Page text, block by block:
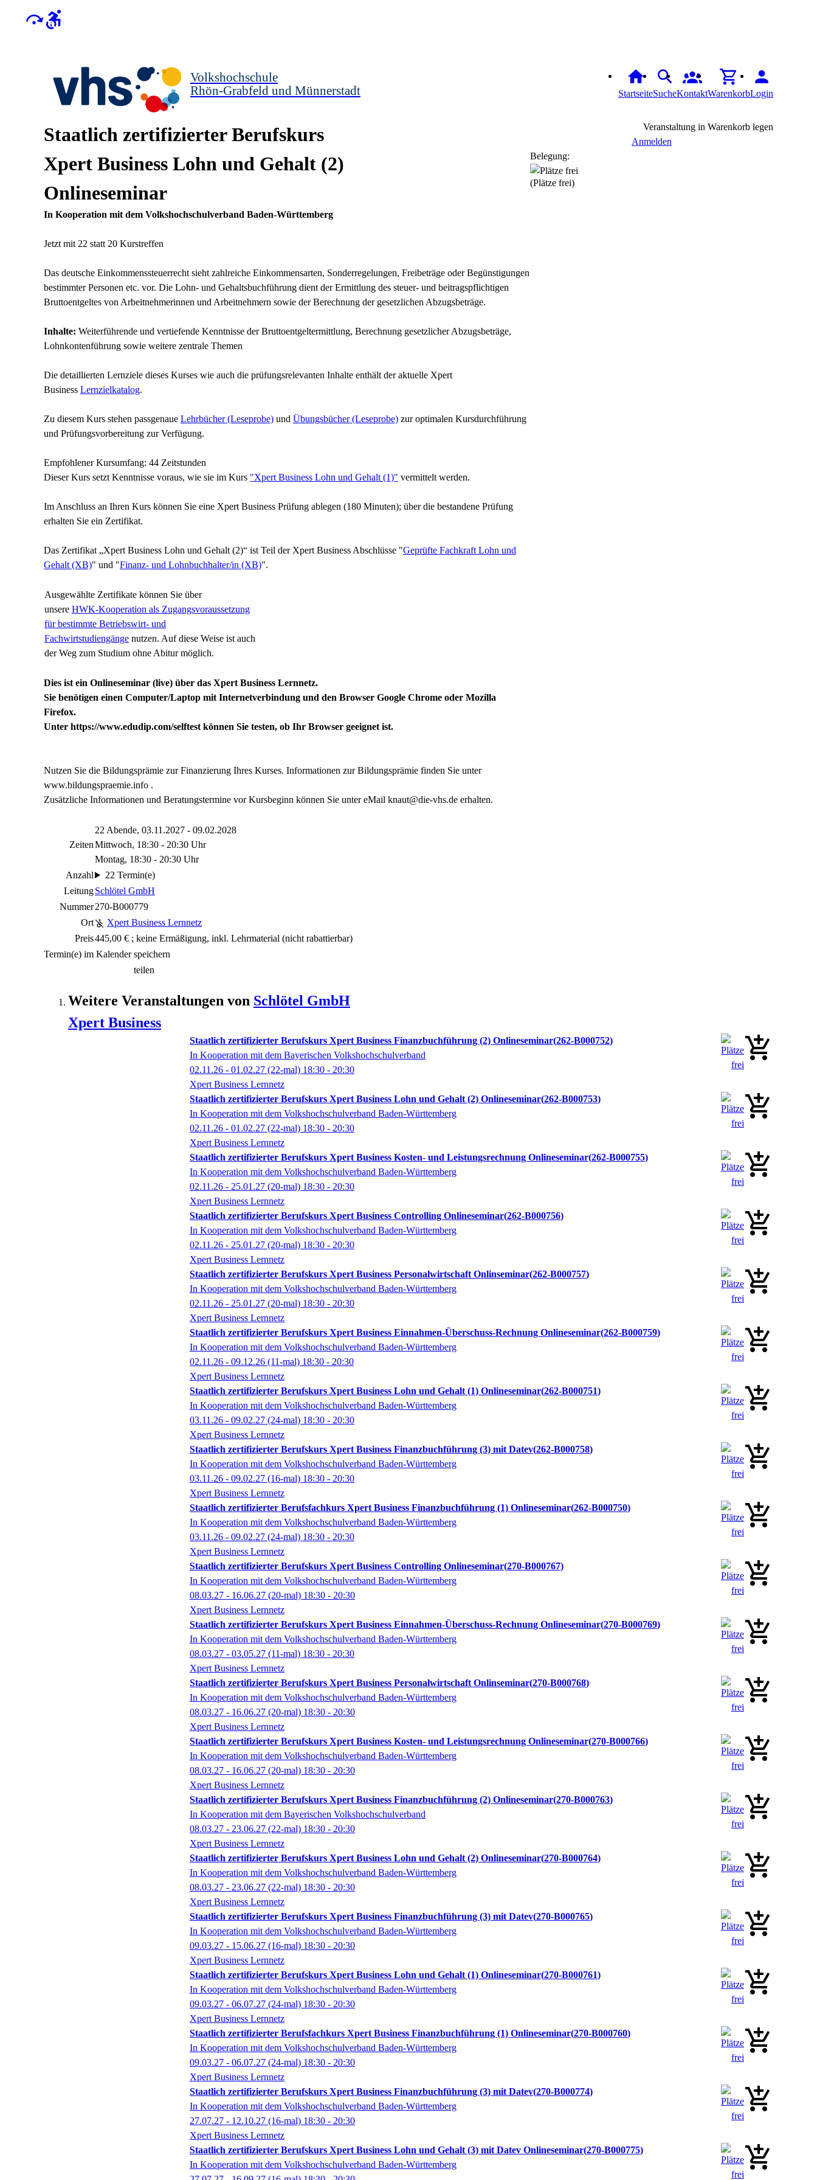
Volkshochschule
Rhön-Grabfeld und Münnerstadt
StartseiteSucheKontaktWarenkorbLogin
Staatlich zertifizierter Berufskurs
Xpert Business Lohn und Gehalt (2)
Onlineseminar
In Kooperation mit dem Volkshochschulverband Baden-Württemberg
Jetzt mit 22 statt 20 Kurstreffen
Das deutsche Einkommenssteuerrecht sieht zahlreiche Einkommensarten, Sonderregelungen, Freibeträge oder Begünstigungen
bestimmter Personen etc. vor. Die Lohn- und Gehaltsbuchführung dient der Ermittlung des steuer- und beitragspflichtigen
Bruttoentgeltes von Arbeitnehmerinnen und Arbeitnehmern sowie der Berechnung der gesetzlichen Abzugsbeträge.
Inhalte: Weiterführende und vertiefende Kenntnisse der Bruttoentgeltermittlung, Berechnung gesetzlicher Abzugsbeträge,
Lohnkontenführung sowie weitere zentrale Themen
Die detaillierten Lernziele dieses Kurses wie auch die prüfungsrelevanten Inhalte enthält der aktuelle Xpert
Business Lernzielkatalog.
Zu diesem Kurs stehen passgenaue Lehrbücher (Leseprobe) und Übungsbücher (Leseprobe) zur optimalen Kursdurchführung
und Prüfungsvorbereitung zur Verfügung.
Empfohlener Kursumfang: 44 Zeitstunden
Dieser Kurs setzt Kenntnisse voraus, wie sie im Kurs "Xpert Business Lohn und Gehalt (1)" vermittelt werden.
Im Anschluss an Ihren Kurs können Sie eine Xpert Business Prüfung ablegen (180 Minuten); über die bestandene Prüfung
erhalten Sie ein Zertifikat.
Das Zertifikat „Xpert Business Lohn und Gehalt (2)“ ist Teil der Xpert Business Abschlüsse "Geprüfte Fachkraft Lohn und
Gehalt (XB)" und "Finanz- und Lohnbuchhalter/in (XB)".
Ausgewählte Zertifikate können Sie über
unsere HWK-Kooperation als Zugangsvoraussetzung
für bestimmte Betriebswirt- und
Fachwirtstudiengänge nutzen. Auf diese Weise ist auch
der Weg zum Studium ohne Abitur möglich.
Dies ist ein Onlineseminar (live) über das Xpert Business Lernnetz.
Sie benötigen einen Computer/Laptop mit Internetverbindung und den Browser Google Chrome oder Mozilla
Firefox.
Unter https://www.edudip.com/selftest können Sie testen, ob Ihr Browser geeignet ist.
Nutzen Sie die Bildungsprämie zur Finanzierung Ihres Kurses. Informationen zur Bildungsprämie finden Sie unter
www.bildungspraemie.info .
Zusätzliche Informationen und Beratungstermine vor Kursbeginn können Sie unter eMail knaut@die-vhs.de erhalten.
Zeiten
22 Abende, 03.11.2027 - 09.02.2028
Mittwoch, 18:30 - 20:30 Uhr
Montag, 18:30 - 20:30 Uhr
Anzahl
22 Termin(e)
LeitungSchlötel GmbH
Nummer270-B000779
Ort
Xpert Business Lernnetz
Preis445,00 € ; keine Ermäßigung, inkl. Lehrmaterial (nicht rabattierbar)
Veranstaltung in Warenkorb legen
Anmelden
Belegung:
(Plätze frei)
Termin(e) im Kalender speichern
teilen
Weitere Veranstaltungen von Schlötel GmbH
Xpert Business
Staatlich zertifizierter Berufskurs Xpert Business Finanzbuchführung (2) Onlineseminar 262-B000752
In Kooperation mit dem Bayerischen Volkshochschulverband
02.11.26 - 01.02.27 (22-mal) 18:30 - 20:30
Xpert Business Lernnetz
Staatlich zertifizierter Berufskurs Xpert Business Lohn und Gehalt (2) Onlineseminar 262-B000753
In Kooperation mit dem Volkshochschulverband Baden-Württemberg
02.11.26 - 01.02.27 (22-mal) 18:30 - 20:30
Xpert Business Lernnetz
Staatlich zertifizierter Berufskurs Xpert Business Kosten- und Leistungsrechnung Onlineseminar 262-B000755
In Kooperation mit dem Volkshochschulverband Baden-Württemberg
02.11.26 - 25.01.27 (20-mal) 18:30 - 20:30
Xpert Business Lernnetz
Staatlich zertifizierter Berufskurs Xpert Business Controlling Onlineseminar 262-B000756
In Kooperation mit dem Volkshochschulverband Baden-Württemberg
02.11.26 - 25.01.27 (20-mal) 18:30 - 20:30
Xpert Business Lernnetz
Staatlich zertifizierter Berufskurs Xpert Business Personalwirtschaft Onlinseminar 262-B000757
In Kooperation mit dem Volkshochschulverband Baden-Württemberg
02.11.26 - 25.01.27 (20-mal) 18:30 - 20:30
Xpert Business Lernnetz
Staatlich zertifizierter Berufskurs Xpert Business Einnahmen-Überschuss-Rechnung Onlineseminar 262-B000759
In Kooperation mit dem Volkshochschulverband Baden-Württemberg
02.11.26 - 09.12.26 (11-mal) 18:30 - 20:30
Xpert Business Lernnetz
Staatlich zertifizierter Berufskurs Xpert Business Lohn und Gehalt (1) Onlineseminar 262-B000751
In Kooperation mit dem Volkshochschulverband Baden-Württemberg
03.11.26 - 09.02.27 (24-mal) 18:30 - 20:30
Xpert Business Lernnetz
Staatlich zertifizierter Berufskurs Xpert Business Finanzbuchführung (3) mit Datev 262-B000758
In Kooperation mit dem Volkshochschulverband Baden-Württemberg
03.11.26 - 09.02.27 (16-mal) 18:30 - 20:30
Xpert Business Lernnetz
Staatlich zertifizierter Berufsfachkurs Xpert Business Finanzbuchführung (1) Onlineseminar 262-B000750
In Kooperation mit dem Volkshochschulverband Baden-Württemberg
03.11.26 - 09.02.27 (24-mal) 18:30 - 20:30
Xpert Business Lernnetz
Staatlich zertifizierter Berufskurs Xpert Business Controlling Onlineseminar 270-B000767
In Kooperation mit dem Volkshochschulverband Baden-Württemberg
08.03.27 - 16.06.27 (20-mal) 18:30 - 20:30
Xpert Business Lernnetz
Staatlich zertifizierter Berufskurs Xpert Business Einnahmen-Überschuss-Rechnung Onlineseminar 270-B000769
In Kooperation mit dem Volkshochschulverband Baden-Württemberg
08.03.27 - 03.05.27 (11-mal) 18:30 - 20:30
Xpert Business Lernnetz
Staatlich zertifizierter Berufskurs Xpert Business Personalwirtschaft Onlinseminar 270-B000768
In Kooperation mit dem Volkshochschulverband Baden-Württemberg
08.03.27 - 16.06.27 (20-mal) 18:30 - 20:30
Xpert Business Lernnetz
Staatlich zertifizierter Berufskurs Xpert Business Kosten- und Leistungsrechnung Onlineseminar 270-B000766
In Kooperation mit dem Volkshochschulverband Baden-Württemberg
08.03.27 - 16.06.27 (20-mal) 18:30 - 20:30
Xpert Business Lernnetz
Staatlich zertifizierter Berufskurs Xpert Business Finanzbuchführung (2) Onlineseminar 270-B000763
In Kooperation mit dem Bayerischen Volkshochschulverband
08.03.27 - 23.06.27 (22-mal) 18:30 - 20:30
Xpert Business Lernnetz
Staatlich zertifizierter Berufskurs Xpert Business Lohn und Gehalt (2) Onlineseminar 270-B000764
In Kooperation mit dem Volkshochschulverband Baden-Württemberg
08.03.27 - 23.06.27 (22-mal) 18:30 - 20:30
Xpert Business Lernnetz
Staatlich zertifizierter Berufskurs Xpert Business Finanzbuchführung (3) mit Datev 270-B000765
In Kooperation mit dem Volkshochschulverband Baden-Württemberg
09.03.27 - 15.06.27 (16-mal) 18:30 - 20:30
Xpert Business Lernnetz
Staatlich zertifizierter Berufskurs Xpert Business Lohn und Gehalt (1) Onlineseminar 270-B000761
In Kooperation mit dem Volkshochschulverband Baden-Württemberg
09.03.27 - 06.07.27 (24-mal) 18:30 - 20:30
Xpert Business Lernnetz
Staatlich zertifizierter Berufsfachkurs Xpert Business Finanzbuchführung (1) Onlineseminar 270-B000760
In Kooperation mit dem Volkshochschulverband Baden-Württemberg
09.03.27 - 06.07.27 (24-mal) 18:30 - 20:30
Xpert Business Lernnetz
Staatlich zertifizierter Berufskurs Xpert Business Finanzbuchführung (3) mit Datev 270-B000774
In Kooperation mit dem Volkshochschulverband Baden-Württemberg
27.07.27 - 12.10.27 (16-mal) 18:30 - 20:30
Xpert Business Lernnetz
Staatlich zertifizierter Berufskurs Xpert Business Lohn und Gehalt (3) mit Datev Onlineseminar 270-B000775
In Kooperation mit dem Volkshochschulverband Baden-Württemberg